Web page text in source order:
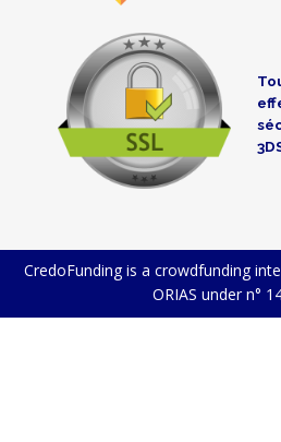
CredoFunding is a crowdfunding
ORIAS under n°